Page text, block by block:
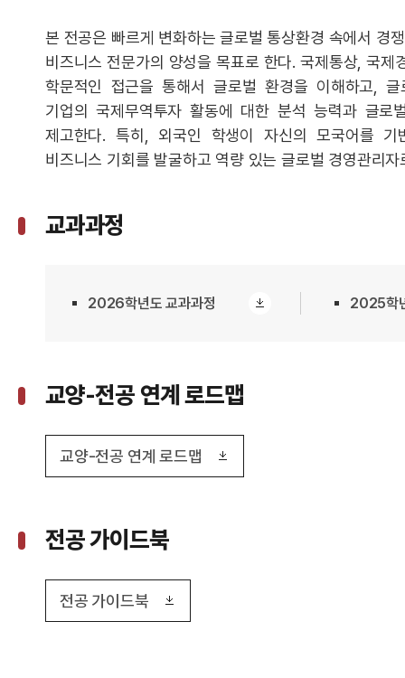
본 전공은 빠르게 변화하는 글로벌 통상환경 속에서 경
비즈니스 전문가의 양성을 목표로 한다. 국제통상, 국제
학문적인 접근을 통해서 글로벌 환경을 이해하고,
기업의 국제무역투자 활동에 대한 분석 능력과 글로
제고한다. 특히, 외국인 학생이 자신의 모국어를 기
비즈니스 기회를 발굴하고 역량 있는 글로벌 경영관리
교과과정
2026학년도 교과과정 2025학
교양-전공 연계 로드맵
교양-전공 연계 로드맵
전공 가이드북
전공 가이드북